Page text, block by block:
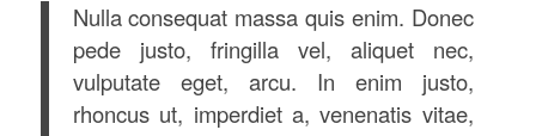
Nulla consequat massa quis enim. Donec
pede justo, fringilla vel, aliquet nec,
vulputate eget, arcu. In enim justo,
rhoncus ut, imperdiet a, venenatis vitae,